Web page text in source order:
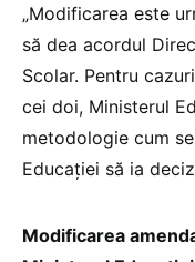
„Modificarea este
să dea acordul
Scolar. Pentru
cei doi, Ministerul
metodologie cum
Educației să ia
Modificarea